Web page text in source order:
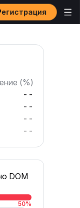
(%)
--
--
--
--
DOM
50%